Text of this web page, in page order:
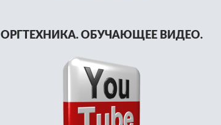
ОРГТЕХНИКА. ОБУЧАЮЩЕЕ ВИДЕО.